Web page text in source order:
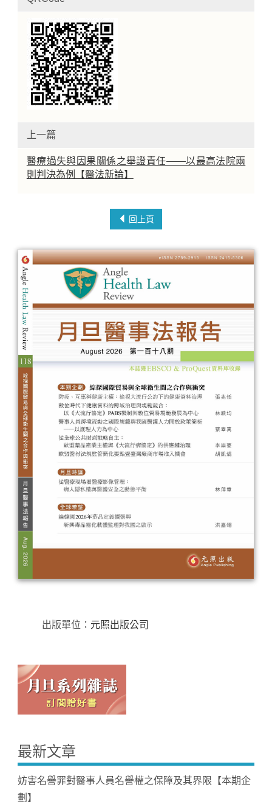
上一篇
醫療過失與因果關係之舉證責任——以最高法院兩
則判決為例【醫法新論】
回上頁
出版單位： 元照出版公司
最新文章
妨害名譽罪對醫事人員名譽權之保障及其界限【本期企
劃】